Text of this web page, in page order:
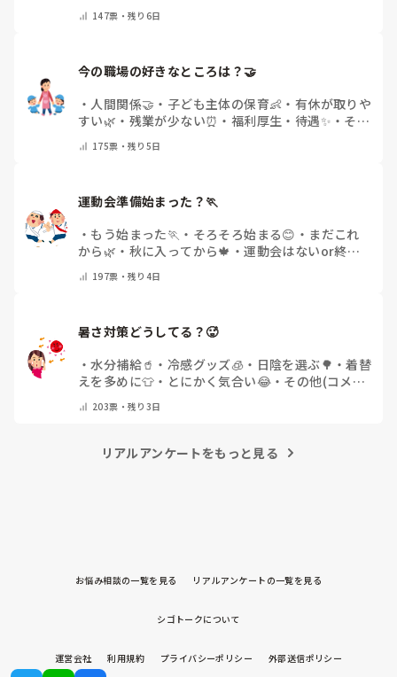
で教えてください)
147票・残り6日
・ 人間関係🤝 ・ 子ども主体の保育👶 ・ 有休が取りや
すい🌿 ・ 残業が少ない⏰ ・ 福利厚生・待遇✨ ・ その
175票・残り5日
運動会準備始まった？🏃
・ もう始まった🏃 ・ そろそろ始まる😊 ・ まだこれ
から🌿 ・ 秋に入ってから🍁 ・運動会はないor終わ
197票・残り4日
暑さ対策どうしてる？🥵
・水分補給🥤 ・ 冷感グッズ🧊 ・ 日陰を選ぶ🌳 ・着替
えを多めに👕 ・ とにかく気合い😂・ その他(コメン
203票・残り3日
リアルアンケートをもっと見る
お悩み相談の一覧を見る リアルアンケートの一覧を見る
シゴトークについて
運営会社 利用規約 プライバシーポリシー 外部送信ポリシー